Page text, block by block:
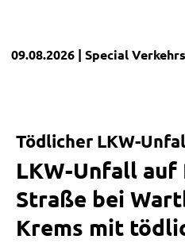
09.08.2026 | Special
Tödlicher LKW-
LKW-Unfall auf
Straße bei
Krems mit